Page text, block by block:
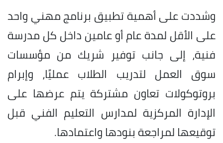
وشددت على أهمية تطبيق برنامج مهني واحد
على الأقل لمدة عام أو عامين داخل كل مدرسة
فنية، إلى جانب توفير شريك من مؤسسات
سوق العمل لتدريب الطلاب عمليًا، وإبرام
بروتوكولات تعاون مشتركة يتم عرضها على
الإدارة المركزية لمدارس التعليم الفني قبل
توقيعها لمراجعة بنودها واعتمادها.